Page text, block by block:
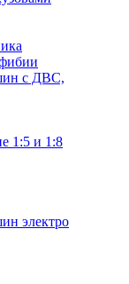
с ДВС,
1:5 и 1:8
электро